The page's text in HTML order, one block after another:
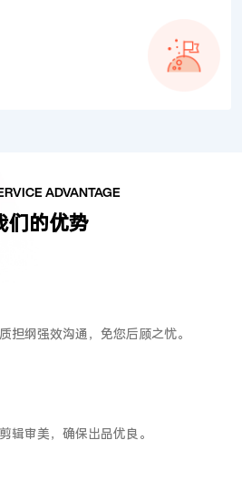
ADVANTAGE
们的优势
担纲强效沟通，免您后顾之忧。
辑审美，确保出品优良。